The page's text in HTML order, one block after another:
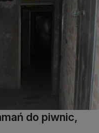
do piwnic,